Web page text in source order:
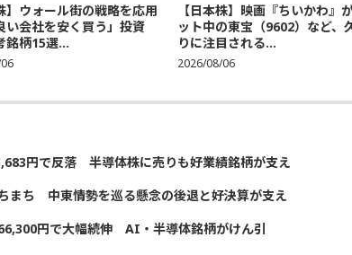
】ウォール街の戦略を応用
い会社を安く買う」投資
銘柄15選...
【日本株】映画『ちいかわ』
ット中の東宝（9602）など、
りに注目される...
2026/08/06
円で反落 半導体株に売りも好業績銘柄が支え
まち 中東情勢を巡る懸念の後退と好決算が支え
円で大幅続伸 AI・半導体銘柄がけん引